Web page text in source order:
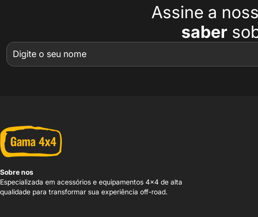
Assine a
saber
Sobre nos
Especializada em acessórios e equipamentos 4x4 de alta
qualidade para transformar sua experiência off-road.